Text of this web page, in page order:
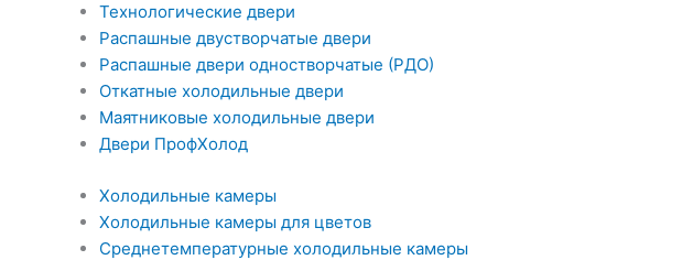
Технологические двери
Распашные двустворчатые двери
Распашные двери одностворчатые (РДО)
Откатные холодильные двери
Маятниковые холодильные двери
Двери ПрофХолод
Холодильные камеры
Холодильные камеры для цветов
Среднетемпературные холодильные камеры